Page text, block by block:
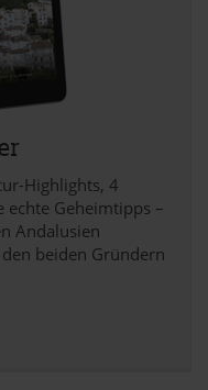
Highlights, 4
echte Geheimtipps –
Andalusien
beiden Gründern